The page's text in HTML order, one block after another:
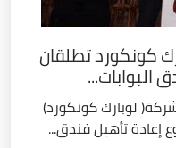
كونكورد تطلقان
البوابات...
لوبارك كونكورد)
إعادة تأهيل فندق...